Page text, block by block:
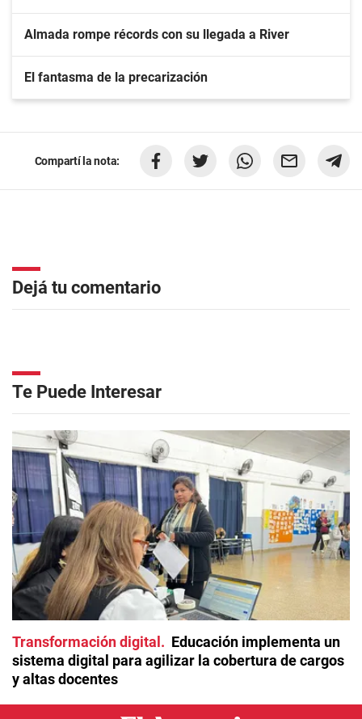
Almada rompe récords con su llegada a River
El fantasma de la precarización
Compartí la nota:
Dejá tu comentario
Te Puede Interesar
Transformación digital
Educación implementa un
sistema digital para agilizar la cobertura de cargos
y altas docentes